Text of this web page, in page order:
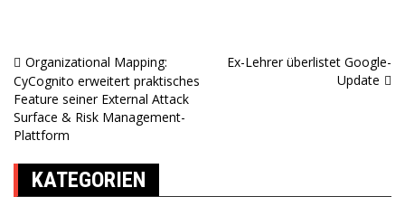
Beitragsnavigation
Organizational Mapping:
CyCognito erweitert praktisches
Feature seiner External Attack
Surface & Risk Management-
Plattform
Ex-Lehrer überlistet Google-
Update
KATEGORIEN